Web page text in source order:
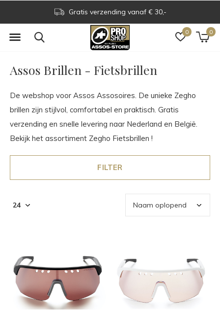
0 0
Gratis verzending vanaf € 30,-
Assos Brillen - Fietsbrillen
De webshop voor Assos Assosoires. De unieke Zegho
brillen zijn stijlvol, comfortabel en praktisch. Gratis
verzending en snelle levering naar Nederland en België.
Bekijk het assortiment Zegho Fietsbrillen !
FILTER